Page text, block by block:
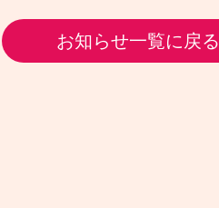
お知らせ一覧に戻る